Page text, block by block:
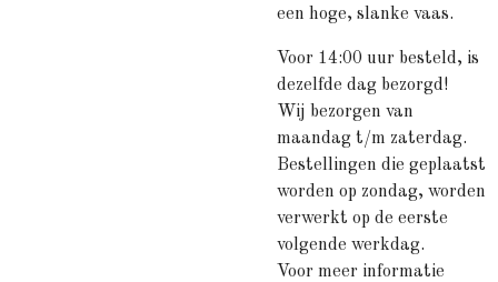
een hoge, slanke vaas.
Voor 14:00 uur besteld, is
dezelfde dag bezorgd!
Wij bezorgen van
maandag t/m zaterdag.
Bestellingen die geplaatst
worden op zondag, worden
verwerkt op de eerste
volgende werkdag.
Voor meer informatie